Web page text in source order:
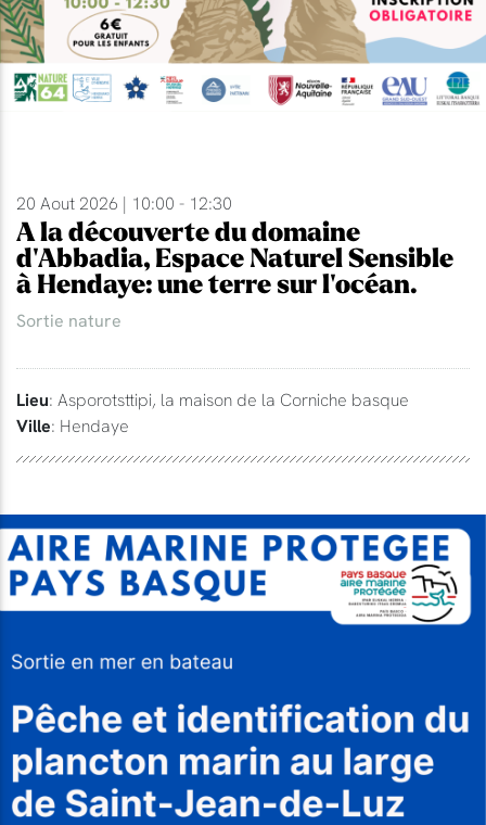
20 Aout 2026 | 10:00 - 12:30
A la découverte du domaine
d'Abbadia, Espace Naturel Sensible
à Hendaye: une terre sur l'océan.
Sortie nature
Lieu: Asporotsttipi, la maison de la Corniche basque
Ville: Hendaye